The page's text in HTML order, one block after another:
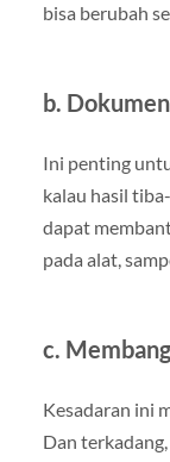
bisa berubah
b.
Ini penting
kalau hasil
dapat
pada alat,
c.
Kesadaran ini
Dan